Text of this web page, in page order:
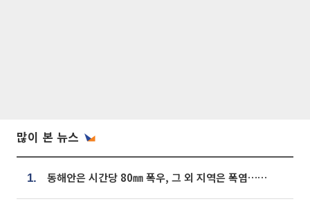
많이 본 뉴스
1. 동해안은 시간당 80㎜ 폭우, 그 외 지역은 폭염…‘극과 극 날씨’